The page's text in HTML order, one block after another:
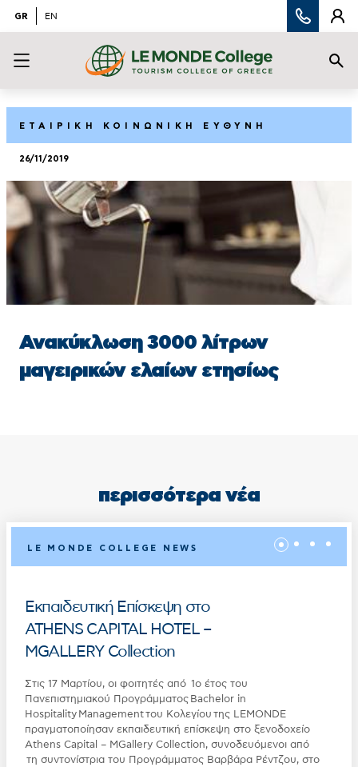
GR EN
ΕΤΑΙΡΙΚΗ ΚΟΙΝΩΝΙΚΗ ΕΥΘΥΝΗ
26/11/2019
Ανακύκλωση 3000 λίτρων
μαγειρικών ελαίων ετησίως
περισσότερα νέα
LE MONDE COLLEGE NEWS
Εκπαιδευτική Επίσκεψη στο
ATHENS CAPITAL HOTEL –
MGALLERY Collection
Στις 17 Μαρτίου, οι φοιτητές από 1ο έτος του
Πανεπιστημιακού Προγράμματος Bachelor in
Hospitality Management του Κολεγίου της LEMONDE
πραγματοποίησαν εκπαιδευτική επίσκεψη στο ξενοδοχείο
Athens Capital – MGallery Collection, συνοδευόμενοι από
τη συντονίστρια του Προγράμματος Βαρβάρα Ρέντζου, στο